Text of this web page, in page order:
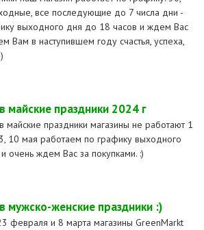
все последующие до 7 числа дни -
выходного дня до 18 часов и ждем Вас
Вам в наступившем году счастья, успеха,
майские праздники 2024 г
майские праздники магазины не работают 1
10 мая работаем по графику выходного
очень ждем Вас за покупками. :)
мужско-женские праздники :)
февраля и 8 марта магазины GreenMarkt